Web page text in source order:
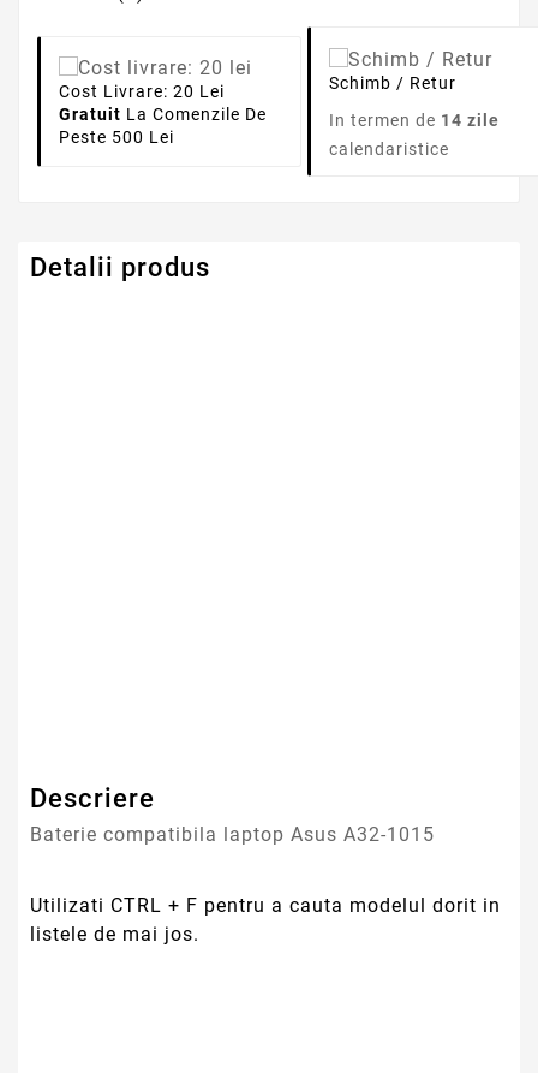
Cost Livrare: 20 Lei
Gratuit La Comenzile De
Peste 500 Lei
Schimb / Retur
In termen de 14 zile
calendaristice
Detalii produs
Descriere
Baterie compatibila laptop Asus A32-1015
Utilizati CTRL + F pentru a cauta modelul dorit in
listele de mai jos.